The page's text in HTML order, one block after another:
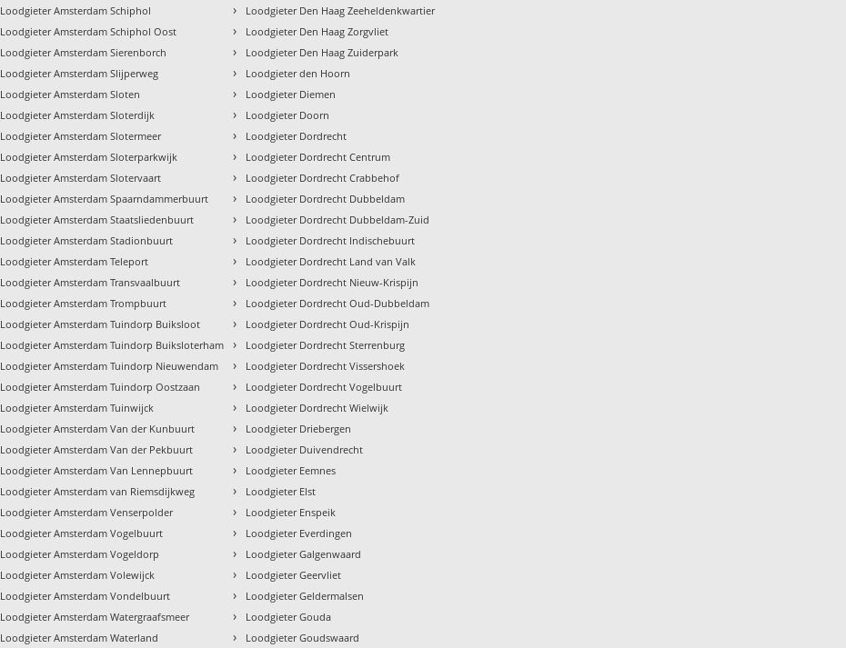
Loodgieter Amsterdam Schiphol
Loodgieter Amsterdam Schiphol Oost
Loodgieter Amsterdam Sierenborch
Loodgieter Amsterdam Slijperweg
Loodgieter Amsterdam Sloten
Loodgieter Amsterdam Sloterdijk
Loodgieter Amsterdam Slotermeer
Loodgieter Amsterdam Sloterparkwijk
Loodgieter Amsterdam Slotervaart
Loodgieter Amsterdam Spaarndammerbuurt
Loodgieter Amsterdam Staatsliedenbuurt
Loodgieter Amsterdam Stadionbuurt
Loodgieter Amsterdam Teleport
Loodgieter Amsterdam Transvaalbuurt
Loodgieter Amsterdam Trompbuurt
Loodgieter Amsterdam Tuindorp Buiksloot
Loodgieter Amsterdam Tuindorp Buiksloterham
Loodgieter Amsterdam Tuindorp Nieuwendam
Loodgieter Amsterdam Tuindorp Oostzaan
Loodgieter Amsterdam Tuinwijck
Loodgieter Amsterdam Van der Kunbuurt
Loodgieter Amsterdam Van der Pekbuurt
Loodgieter Amsterdam Van Lennepbuurt
Loodgieter Amsterdam van Riemsdijkweg
Loodgieter Amsterdam Venserpolder
Loodgieter Amsterdam Vogelbuurt
Loodgieter Amsterdam Vogeldorp
Loodgieter Amsterdam Volewijck
Loodgieter Amsterdam Vondelbuurt
Loodgieter Amsterdam Watergraafsmeer
Loodgieter Amsterdam Waterland
› Loodgieter Den Haag Zeeheldenkwartier
› Loodgieter Den Haag Zorgvliet
› Loodgieter Den Haag Zuiderpark
› Loodgieter den Hoorn
› Loodgieter Diemen
› Loodgieter Doorn
› Loodgieter Dordrecht
› Loodgieter Dordrecht Centrum
› Loodgieter Dordrecht Crabbehof
› Loodgieter Dordrecht Dubbeldam
› Loodgieter Dordrecht Dubbeldam-Zuid
› Loodgieter Dordrecht Indischebuurt
› Loodgieter Dordrecht Land van Valk
› Loodgieter Dordrecht Nieuw-Krispijn
› Loodgieter Dordrecht Oud-Dubbeldam
› Loodgieter Dordrecht Oud-Krispijn
› Loodgieter Dordrecht Sterrenburg
› Loodgieter Dordrecht Vissershoek
› Loodgieter Dordrecht Vogelbuurt
› Loodgieter Dordrecht Wielwijk
› Loodgieter Driebergen
› Loodgieter Duivendrecht
› Loodgieter Eemnes
› Loodgieter Elst
› Loodgieter Enspeik
› Loodgieter Everdingen
› Loodgieter Galgenwaard
› Loodgieter Geervliet
› Loodgieter Geldermalsen
› Loodgieter Gouda
› Loodgieter Goudswaard